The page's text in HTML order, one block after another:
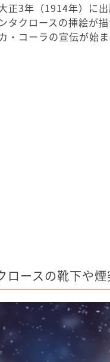
正3年（1914年）に
タクロースの挿絵が
・コーラの宣伝が始
ロースの靴下や